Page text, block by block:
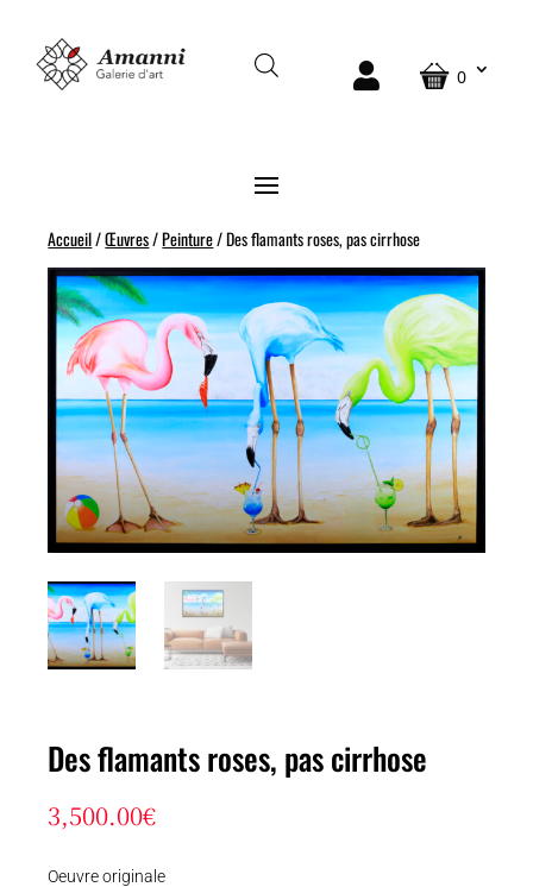
0
Accueil/Œuvres/Peinture/ Des flamants roses, pas cirrhose
Des flamants roses, pas cirrhose
3,500.00€
Oeuvre originale